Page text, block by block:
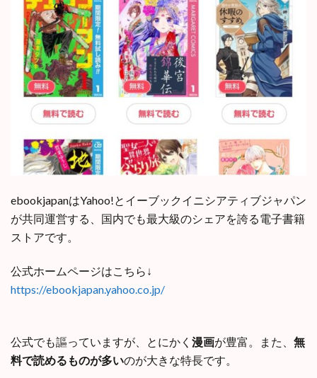
ebookjapanはYahoo!とイーブックイニシアティブジャパン
が共同運営する、国内でも最大級のシェアを誇る電子書籍
ストアです。
公式ホームページはこちら↓
https://ebookjapan.yahoo.co.jp/
公式でも謳っていますが、とにかく 漫画が豊富。また、 無
料で読めるものが多いのが大きな特長です。